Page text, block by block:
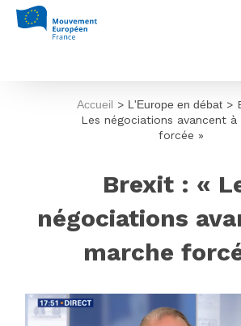
Accueil > L'Europe en débat >
Les négociations avancent à
forcée »
Brexit : «
négociations
marche